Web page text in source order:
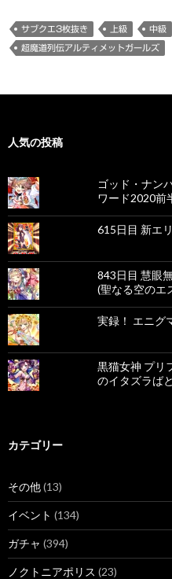
サブクエ3枚抜き 上級 中級
超魔道列伝アルティメットガールズ
人気の投稿
ゴッド・ナン
ワード2020前
615日目 新エ
843日目 慧眼
(聖なる空のエ
実録！ エニグ
黒猫女神 プリ
のイタズラば
カテゴリー
その他(13)
イベント (134)
ガチャ (394)
ノクトニアポリス (23)